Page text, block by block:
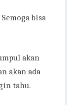
bisa
akan
akan ada
tahu.